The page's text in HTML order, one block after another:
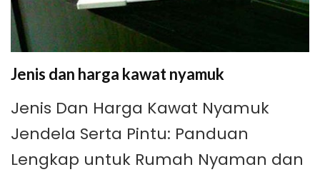
Jenis dan harga kawat nyamuk
Jenis Dan Harga Kawat Nyamuk
Jendela Serta Pintu: Panduan
Lengkap untuk Rumah Nyaman dan